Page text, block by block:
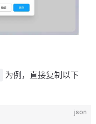
为例，直接复制以下
json